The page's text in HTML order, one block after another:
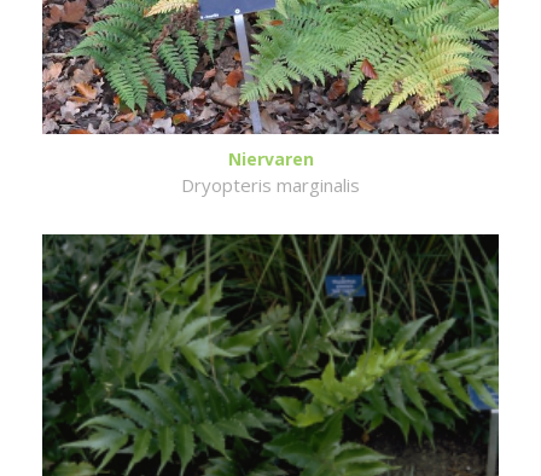
Niervaren
Dryopteris marginalis